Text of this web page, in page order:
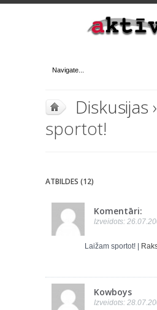
Diskusijas
sportot!
ATBILDES (12)
Komentāri:
Izveidots:
Laižam sportot! |
Kowboys
Izveidots: